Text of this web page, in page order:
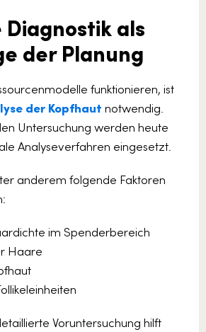
als
der Planung
funktionieren, ist
der Kopfhaut notwendig.
Untersuchung werden heute
Analyseverfahren eingesetzt.
anderem folgende Faktoren
im Spenderbereich
Haare
Voruntersuchung hilft